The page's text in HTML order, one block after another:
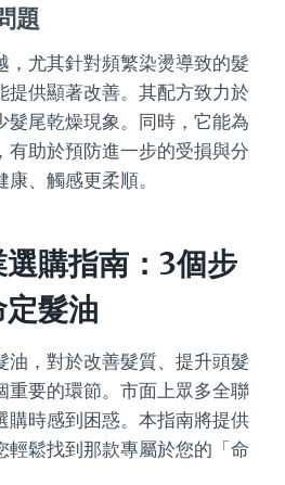
題
，尤其針對頻繁染燙導致的髮
提供顯著改善。其配方致力於
髮尾乾燥現象。同時，它能為
有助於預防進一步的受損與分
、觸感更柔順。
購指南：3個步
髮油
油，對於改善髮質、提升頭髮
重要的環節。市面上眾多全聯
購時感到困惑。本指南將提供
輕鬆找到那款專屬於您的「命